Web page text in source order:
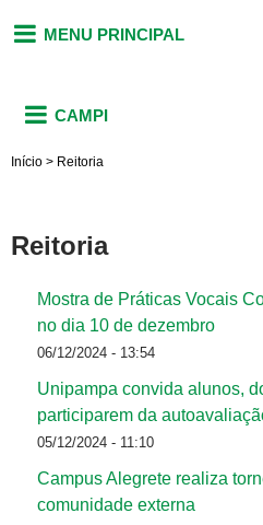
MENU PRINCIPAL
CAMPI
Início > Reitoria
Reitoria
Mostra de Práticas Vocais
no dia 10 de dezembro
06/12/2024 - 13:54
Unipampa convida alunos,
participarem da
05/12/2024 - 11:10
Campus Alegrete realiza
comunidade externa